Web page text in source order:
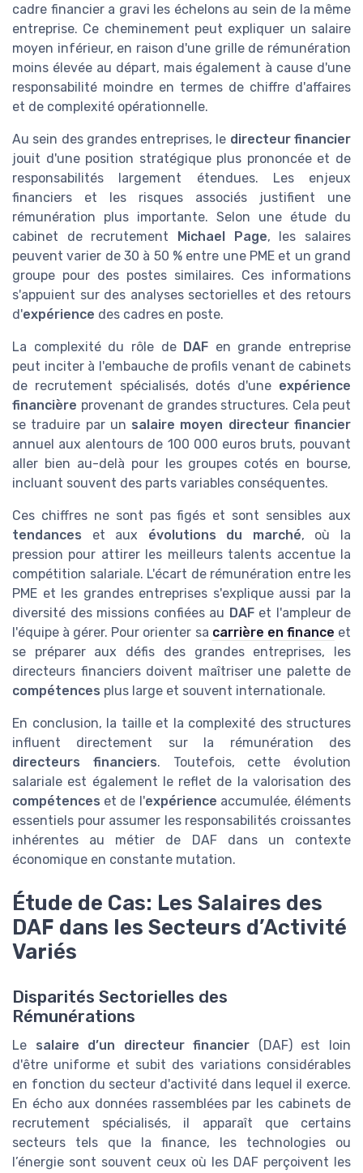
cadre financier a gravi les échelons au sein de la même
entreprise. Ce cheminement peut expliquer un salaire
moyen inférieur, en raison d'une grille de rémunération
moins élevée au départ, mais également à cause d'une
responsabilité moindre en termes de chiffre d'affaires
et de complexité opérationnelle.
Au sein des grandes entreprises, le directeur financier
jouit d'une position stratégique plus prononcée et de
responsabilités largement étendues. Les enjeux
financiers et les risques associés justifient une
rémunération plus importante. Selon une étude du
cabinet de recrutement Michael Page, les salaires
peuvent varier de 30 à 50 % entre une PME et un grand
groupe pour des postes similaires. Ces informations
s'appuient sur des analyses sectorielles et des retours
d'expérience des cadres en poste.
La complexité du rôle de DAF en grande entreprise
peut inciter à l'embauche de profils venant de cabinets
de recrutement spécialisés, dotés d'une expérience
financière provenant de grandes structures. Cela peut
se traduire par un salaire moyen directeur financier
annuel aux alentours de 100 000 euros bruts, pouvant
aller bien au-delà pour les groupes cotés en bourse,
incluant souvent des parts variables conséquentes.
Ces chiffres ne sont pas figés et sont sensibles aux
tendances et aux évolutions du marché, où la
pression pour attirer les meilleurs talents accentue la
compétition salariale. L'écart de rémunération entre les
PME et les grandes entreprises s'explique aussi par la
diversité des missions confiées au DAFet l'ampleur de
l'équipe à gérer. Pour orienter sa carrière en finance et
se préparer aux défis des grandes entreprises, les
directeurs financiers doivent maîtriser une palette de
compétences plus large et souvent internationale.
En conclusion, la taille et la complexité des structures
influent directement sur la rémunération des
directeurs financiers. Toutefois, cette évolution
salariale est également le reflet de la valorisation des
compétences et de l'expérience accumulée, éléments
essentiels pour assumer les responsabilités croissantes
inhérentes au métier de DAF dans un contexte
économique en constante mutation.
Étude de Cas: Les Salaires des
DAF dans les Secteurs d’Activité
Variés
Disparités Sectorielles des
Rémunérations
Le salaire d’un directeur financier (DAF) est loin
d'être uniforme et subit des variations considérables
en fonction du secteur d'activité dans lequel il exerce.
En écho aux données rassemblées par les cabinets de
recrutement spécialisés, il apparaît que certains
secteurs tels que la finance, les technologies ou
l’énergie sont souvent ceux où les DAF perçoivent les